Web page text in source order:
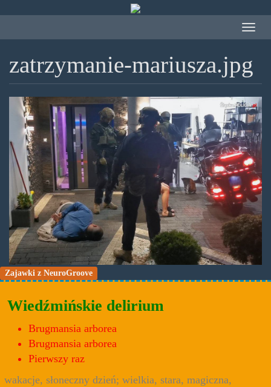
treści
Toggle
zatrzymanie-mariusza.jpg
Zajawki z NeuroGroove
Wiedźmińskie delirium
Brugmansia arborea
Brugmansia arborea
Pierwszy raz
wakacje, słoneczny dzień; wielkia, stara, magiczna,